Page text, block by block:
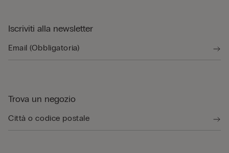
Iscriviti alla newsletter
Trova un negozio